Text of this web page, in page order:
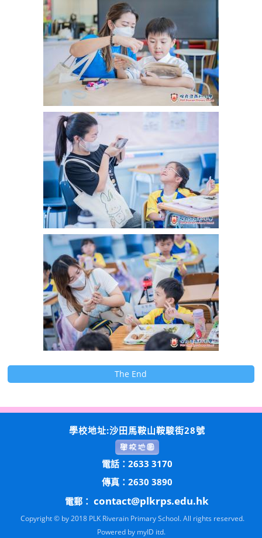
The End
學校地址:沙田馬鞍山鞍駿街28號
電話：2633 3170
傳真：2630 3890
電郵： contact@plkrps.edu.hk
Copyright © by 2018 PLK Riverain Primary School. All rights reserved.
Powered by myID itd.